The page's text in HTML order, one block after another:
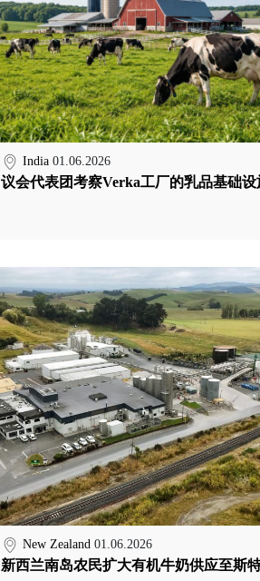
India 01.06.2026
议会代表团考察Verka工厂的乳品基础设
New Zealand 01.06.2026
新西兰南岛农民扩大有机牛奶供应至斯